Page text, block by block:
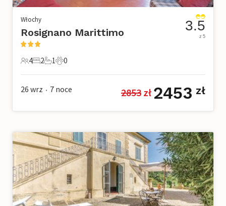
Włochy
Rosignano Marittimo
4 Goście
4
2 Sypialnie
2
1 Łazienka
1
0 Zwierzęta domowe
0
3.5
z 5
26 wrz • 7 noce 2853 zł 2453 zł